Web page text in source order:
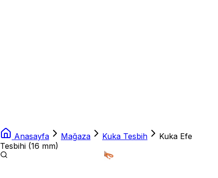
Anasayfa Mağaza Kuka Tesbih
Kuka Efe
Tesbihi (16 mm)